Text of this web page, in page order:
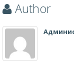
Author